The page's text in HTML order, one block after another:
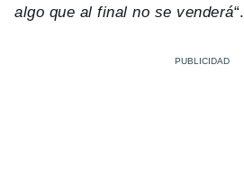
algo que al final no se venderá“.